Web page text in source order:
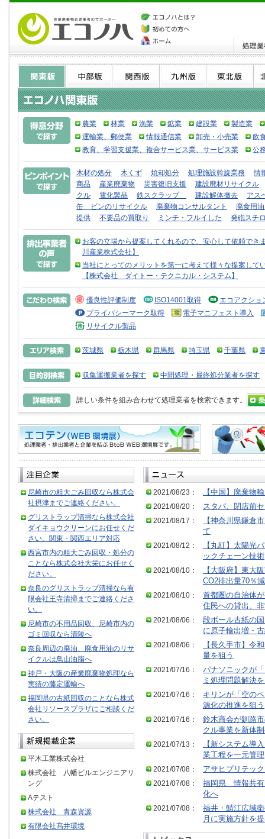
農業 林業 漁業 鉱業 建設業
製造業
運輸業、郵便業
情報通信業 卸売・小売業
飲
教育、学習支援業、複合サービス業、サービス業
公
木材の処分 木くず 焼却処分 処理施設斡旋業務
情
商品
産業廃棄物 災害復旧支援
建設廃材リサイクル
クル
電化製品 鉄スクラップ 建設解体撤去
アス
缶 ビンのリサイクル
廃棄物コンサルタント
廃食用
提供
不要品の買取り ミンチ・フルイした 発砲スチ
お客の立場から提案してくれるので、安心して依頼で
川産業株式会社】
当社にとってのメリットを第一に考えて様々な提案し
【株式会社 ダイトー・テクニカル・システム】
優良性評価制度 ISO14001取得
エコアクショ
プライバシーマーク取得
電子マニフェスト導入
リサイクル製品
茨城県 栃木県 群馬県 埼玉県 千葉県
収集運搬業者を探す 中間処理・最終処分業者を探す
詳しい条件を組み合わせて処理業者を検索できます。
尼崎市の粗大ごみ回収なら株式会
社摂津までご連絡ください。
グリストラップ清掃なら株式会社
ダイキョウクリーンにお任せくだ
さい。関東・関西エリア対応
西宮市内の粗大ごみ回収・処分の
ことなら株式会社大栄にお任せく
ださい。
奈良のグリストラップ清掃なら有
限会社王寺清掃までご連絡くださ
い。
尼崎市の不用品回収、尼崎市内の
ゴミ回収なら清陵へ
奈良周辺の廃油、廃食用油のリサ
イクルは鳥山油脂へ
神戸・大阪の産業廃棄物処理なら
実績の藤定運輸へ
福岡県の古紙回収のことなら株式
会社リソースプラザにご相談くだ
さい。
平木工業株式会社
株式会社 八幡ビルエンジニアリ
ング
Aテスト
株式会社 青森資源
有限会社髙井環境
2021/08/23：
【中国】廃棄物
2021/08/20：
スタバ、閉店前
2021/08/17：
【神奈川県鎌倉
て
2021/08/12：
【丸紅】太陽光
ックチェーン技術
2021/08/10：
【大阪府】東大
CO2排出量70％減
2021/08/10：
首都圏の自治体
住民への貸出、
2021/08/06：
段ボール古紙の
に原子輸出増・
2021/08/06：
【長久手市】令
量を狙う
2021/07/16：
パナソニックが
ミ処理問題解決
2021/07/16：
キリンが「空の
源化の推進を狙う
2021/07/16：
鈴木商会が釧路
クル事業を新体
2021/07/13：
【新システム導
業工程を一元管理
2021/07/08：
アサヒプリテッ
2021/07/08：
福岡県 情報共有
化へ
2021/07/08：
福井・鯖江広域
月に実施方針を